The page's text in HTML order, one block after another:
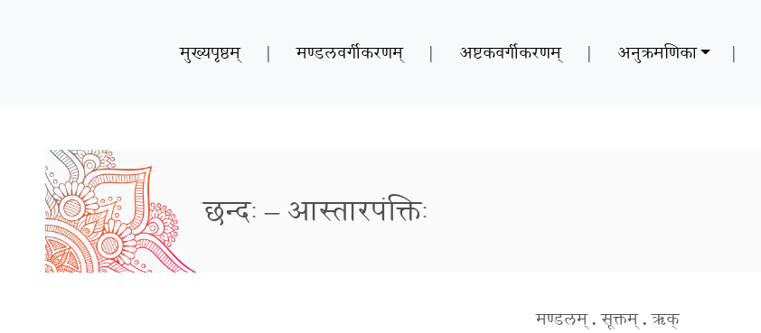
मुख्यपृष्ठम् | मण्डलवर्गीकरणम् | अष्टकवर्गीकरणम् | अनुक्रमणिका |
छन्दः – आस्तारपंक्तिः
मण्डलम् . सूक्तम् . ऋक्